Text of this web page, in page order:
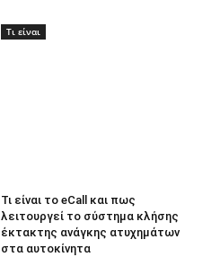
Τι είναι
Τι είναι το eCall και πως
λειτουργεί το σύστημα κλήσης
έκτακτης ανάγκης ατυχημάτων
στα αυτοκίνητα